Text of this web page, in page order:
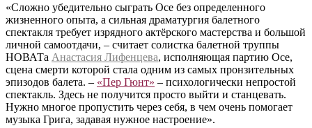
«Сложно убедительно сыграть Осе без определенного
жизненного опыта, а сильная драматургия балетного
спектакля требует изрядного актёрского мастерства и большой
личной самоотдачи, – считает солистка балетной труппы
НОВАТа Анастасия Лифенцева, исполняющая партию Осе,
сцена смерти которой стала одним из самых пронзительных
эпизодов балета. – «Пер Гюнт» – психологически непростой
спектакль. Здесь не получится просто выйти и станцевать.
Нужно многое пропустить через себя, в чем очень помогает
музыка Грига, задавая нужное настроение».